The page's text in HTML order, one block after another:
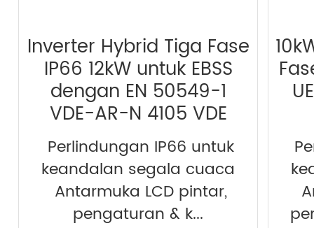
Inverter Hybrid Tiga Fase
IP66 12kW untuk EBSS
dengan EN 50549-1
VDE-AR-N 4105 VDE
Perlindungan IP66 untuk
keandalan segala cuaca
Antarmuka LCD pintar,
pengaturan & k...